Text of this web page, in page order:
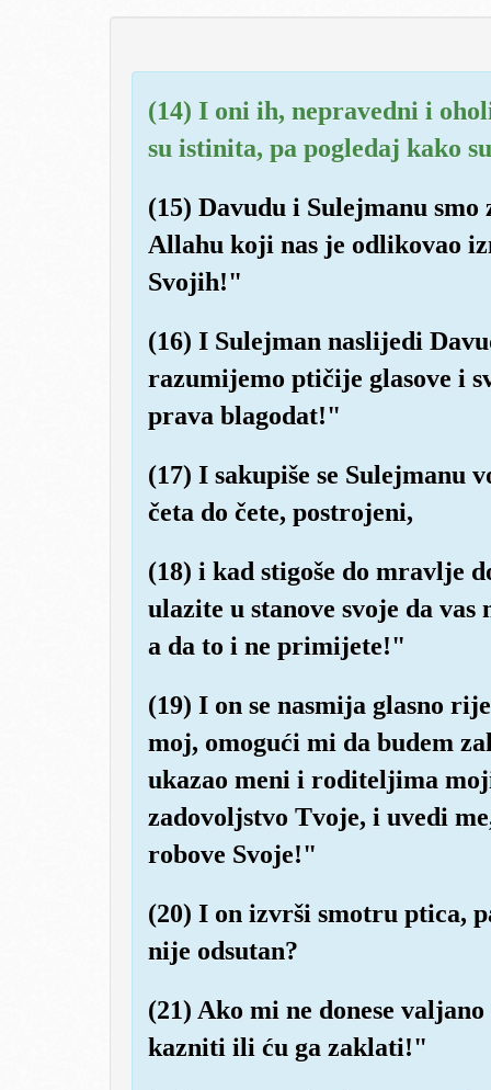
(14) I oni ih, nepravedni i
su istinita, pa pogledaj kako
(15) Davudu i Sulejmanu
Allahu koji nas je odlikovao
Svojih!"
(16) I Sulejman naslijedi
razumijemo ptičije glasove i
prava blagodat!"
(17) I sakupiše se Sulejmanu
četa do čete, postrojeni,
(18) i kad stigoše do mravlje
ulazite u stanove svoje da
a da to i ne primijete!"
(19) I on se nasmija glasno
moj, omogući mi da budem
ukazao meni i roditeljima
zadovoljstvo Tvoje, i uvedi
robove Svoje!"
(20) I on izvrši smotru ptica,
nije odsutan?
(21) Ako mi ne donese
kazniti ili ću ga zaklati!"